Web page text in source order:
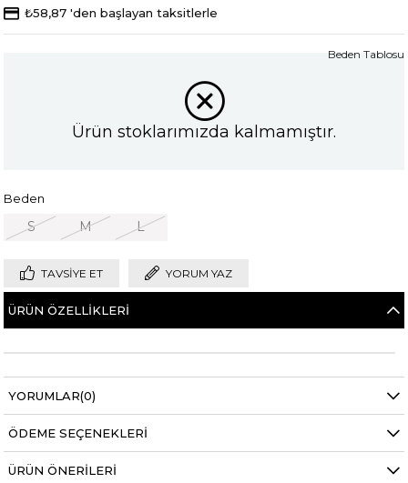
₺58,87 'den başlayan taksitlerle
Ürün stoklarımızda kalmamıştır.
Beden
S M L
Beden Tablosu
TAVSIYE ET YORUM YAZ
ÜRÜN ÖZELLIKLERI
YORUMLAR(0)
ÖDEME SEÇENEKLERI
ÜRÜN ÖNERILERI